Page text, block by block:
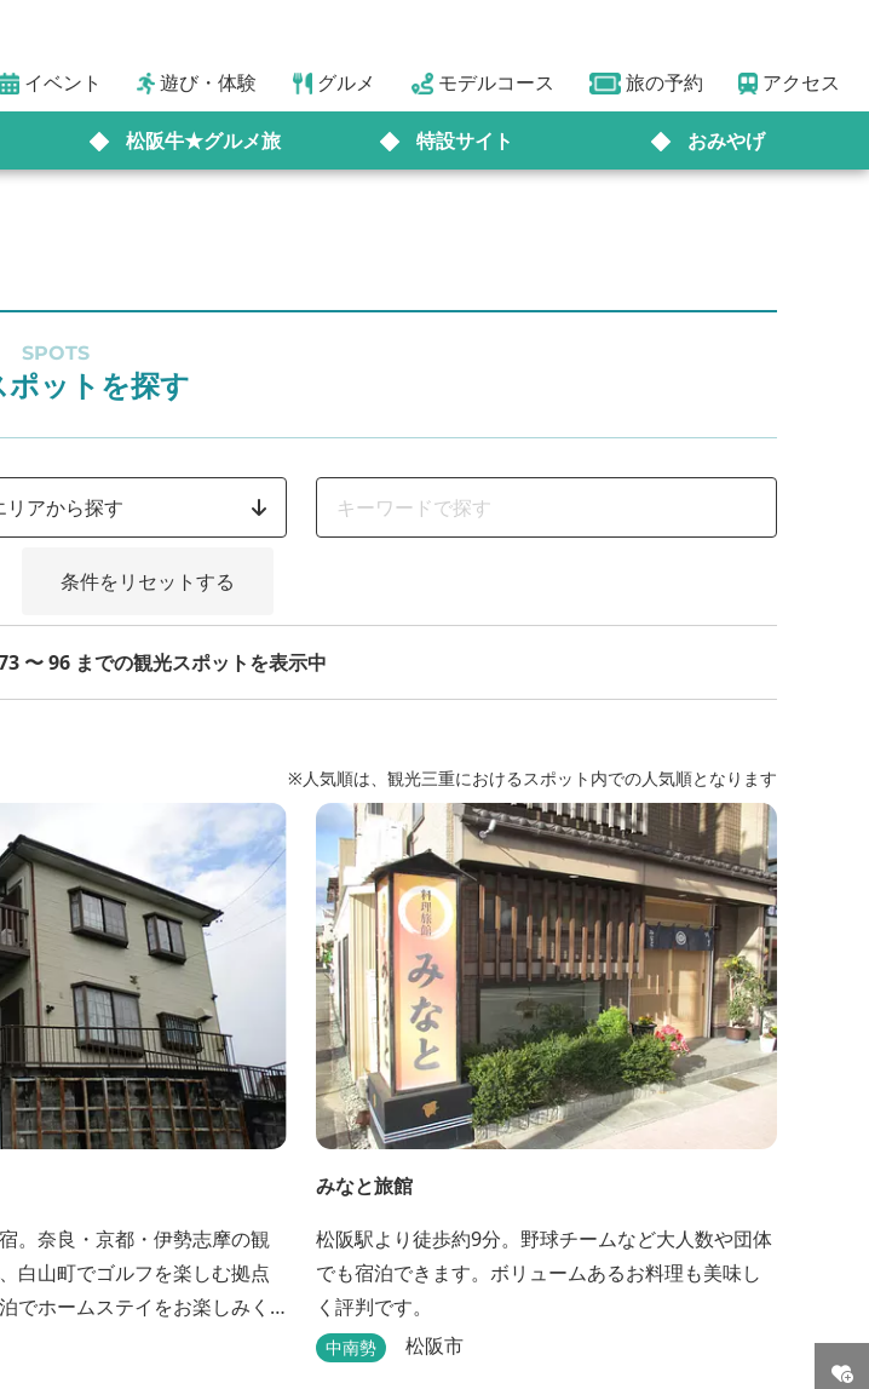
イベント 遊び・体験 グルメ モデルコース 旅の予約 アクセス
松阪牛★グルメ旅 特設サイト おみやげ
SPOTS
ポットを探す
リアから探す
条件をリセットする
〜 96 までの観光スポットを表示中
※人気順は、観光三重におけるスポット内での人気順となります
。奈良・京都・伊勢志摩の観
白山町でゴルフを楽しむ拠点
でホームステイをお楽しみく
みなと旅館
松阪駅より徒歩約9分。野球チームなど大人数や団体
でも宿泊できます。ボリュームあるお料理も美味し
く評判です。
中南勢 松阪市